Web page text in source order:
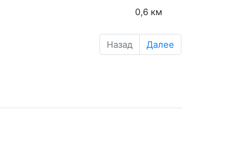
0,6 км
Назад Далее